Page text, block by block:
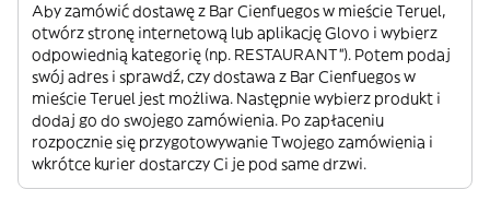
Aby zamówić dostawę z Bar Cienfuegos w mieście Teruel,
otwórz stronę internetową lub aplikację Glovo i wybierz
odpowiednią kategorię (np. RESTAURANT”). Potem podaj
swój adres i sprawdź, czy dostawa z Bar Cienfuegos w
mieście Teruel jest możliwa. Następnie wybierz produkt i
dodaj go do swojego zamówienia. Po zapłaceniu
rozpocznie się przygotowywanie Twojego zamówienia i
wkrótce kurier dostarczy Ci je pod same drzwi.